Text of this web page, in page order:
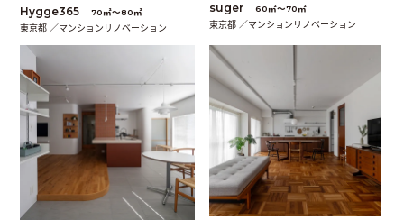
Hygge365 70㎡〜80㎡
東京都 ／マンションリノベーション
suger 60㎡〜70㎡
東京都 ／マンションリノベーション